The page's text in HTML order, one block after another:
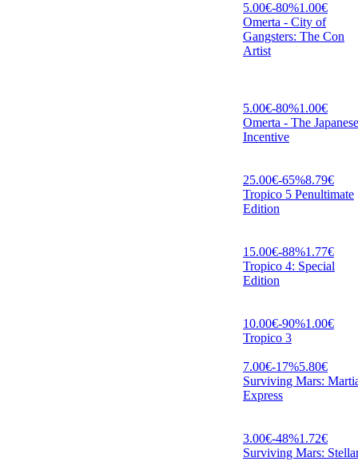
5.00€-80%1.00€
Omerta - City of
Gangsters: The Con
Artist
5.00€-80%1.00€
Omerta - The Japanese
Incentive
25.00€-65%8.79€
Tropico 5 Penultimate
Edition
15.00€-88%1.77€
Tropico 4: Special
Edition
10.00€-90%1.00€
Tropico 3
7.00€-17%5.80€
Surviving Mars:
Express
3.00€-48%1.72€
Surviving Mars: